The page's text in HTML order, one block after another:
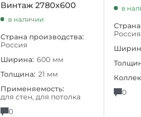
Винтаж 2780х600
в наличии
Страна производства:
Россия
Ширина: 600 мм
Толщина: 21 мм
Применяемость:
для стен, для потолка
0
в
Россия
0